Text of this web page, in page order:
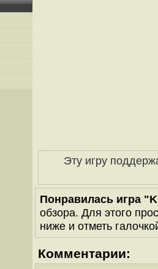
Эту игру
Понравилась игра
обзора. Для этого
ниже и отметь
Комментарии: